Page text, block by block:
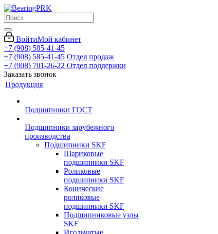
ВойтиМой кабинет
+7 (908) 585-41-45
+7 (908) 585-41-45 Отдел продаж
+7 (908) 701-26-22 Отдел поддержки
Заказать звонок
Продукция
Подшипники ГОСТ
Подшипники зарубежного
производства
Подшипники SKF
Шариковые
подшипники SKF
Роликовые
подшипники SKF
Конические
роликовые
подшипники SKF
Подшипниковые узлы
SKF
Игольчатые